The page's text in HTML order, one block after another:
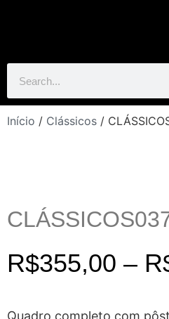
Início / Clássicos /
R$355,00 –